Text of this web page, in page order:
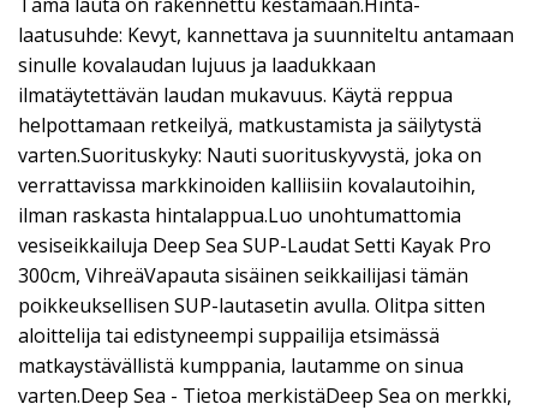
laatusuhde: Kevyt, kannettava ja suunniteltu antamaan
sinulle kovalaudan lujuus ja laadukkaan
ilmatäytettävän laudan mukavuus. Käytä reppua
helpottamaan retkeilyä, matkustamista ja säilytystä
varten.Suorituskyky: Nauti suorituskyvystä, joka on
verrattavissa markkinoiden kalliisiin kovalautoihin,
ilman raskasta hintalappua.Luo unohtumattomia
vesiseikkailuja Deep Sea SUP-Laudat Setti Kayak Pro
300cm, VihreäVapauta sisäinen seikkailijasi tämän
poikkeuksellisen SUP-lautasetin avulla. Olitpa sitten
aloittelija tai edistyneempi suppailija etsimässä
matkaystävällistä kumppania, lautamme on sinua
varten.Deep Sea - Tietoa merkistäDeep Sea on merkki,